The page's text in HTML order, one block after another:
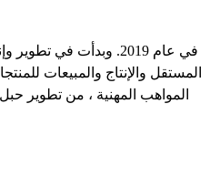
المستقل والإنتاج والمبيعات
المواهب المهنية ، من تطوير